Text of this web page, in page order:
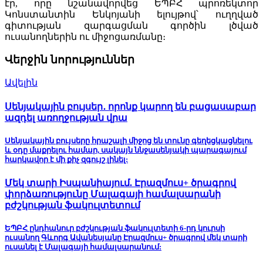
էր, որը նշանավորվեց ԵՊԲՀ պրոռեկտոր
Կոնստանտին Ենկոյանի ելույթով՝ ուղղված
գիտության զարգացման գործին լծված
ուսանողներին ու միջոցառմանը։
Վերջին նորություններ
Ավելին
Սենյակային բույսեր․ որոնք կարող են բացասաբար
ազդել առողջության վրա
Սենյակային բույսերը հրաշալի միջոց են տունը գեղեցկացնելու
և օդը մաքրելու համար, սակայն ննջասենյակի պարագայում
հարկավոր է մի քիչ զգույշ լինել:
Մեկ տարի Իսպանիայում. Էրազմուս+ ծրագրով
փորձառությունը Մալագայի համալսարանի
բժշկության ֆակուլտետում
ԵՊԲՀ ընդհանուր բժշկության ֆակուլտետի 6-րդ կուրսի
ուսանող Գևորգ Ավանեսյանը Էրազմուս+ ծրագրով մեկ տարի
ուսանել է Մալագայի համալսարանում: